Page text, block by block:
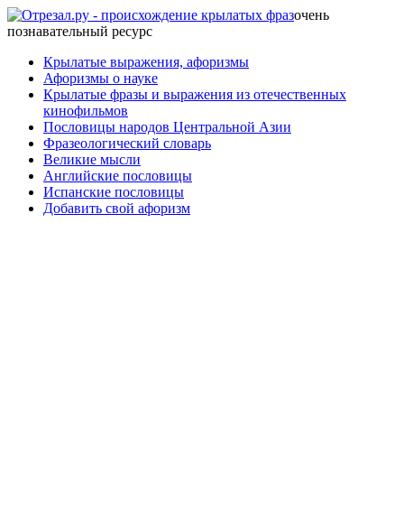
очень
познавательный ресурс
Крылатые выражения, афоризмы
Афоризмы о науке
Крылатые фразы и выражения из отечественных
кинофильмов
Пословицы народов Центральной Азии
Фразеологический словарь
Великие мысли
Английские пословицы
Испанские пословицы
Добавить свой афоризм